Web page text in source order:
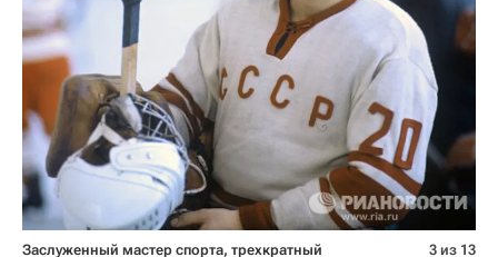
Заслуженный мастер спорта, трехкратный
3 из 13